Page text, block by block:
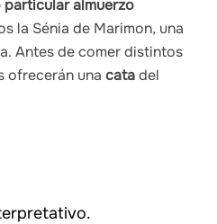
particular almuerzo
la Sénia de Marimon, una
Antes de comer distintos
ofrecerán una catadel